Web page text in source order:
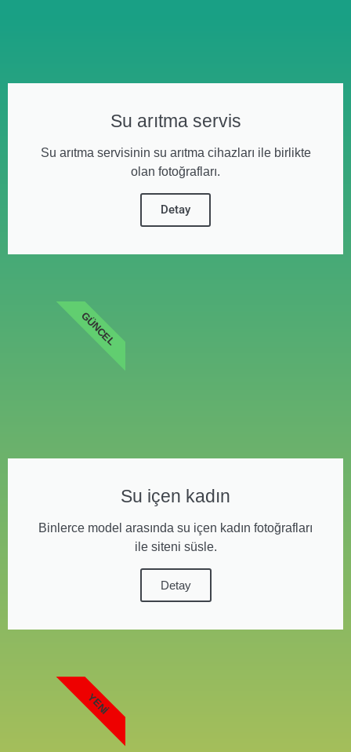
Su arıtma servis
Su arıtma servisinin su arıtma cihazları ile birlikte
olan fotoğrafları.
Detay
Su içen kadın
Binlerce model arasında su içen kadın fotoğrafları
ile siteni süsle.
Detay
GÜNCEL
YENI